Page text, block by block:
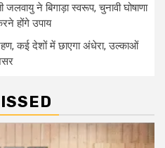
ने बिगाड़ा स्वरूप, चुनावी घोषाणा
होंगे उपाय
कई देशों में छाएगा अंधेरा, उल्काओं